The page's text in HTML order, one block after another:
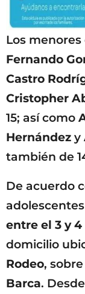
Los
Fernando
Castro
Cristopher
15; así como
Hernández y
también de
De acuerdo
entre el 3 y
domicilio
Rodeo,
Barca.